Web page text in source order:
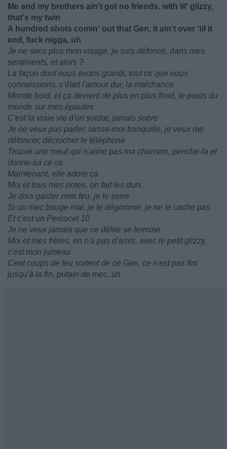
Me and my brothers ain't got no friends, with lil' glizzy,
that's my twin
A hundred shots comin' out that Gen, it ain't over 'til it
end, fuck nigga, uh
Je ne sens plus mon visage, je suis défoncé, dans mes
sentiments, et alors ?
La façon dont nous avons grandi, tout ce que nous
connaissions, c'était l'amour dur, la malchance
Monde froid, et ça devient de plus en plus froid, le poids du
monde sur mes épaules
C'est la vraie vie d'un soldat, jamais sobre
Je ne veux pas parler, laisse-moi tranquille, je veux me
défoncer, décrocher le téléphone
Trouve une meuf qui n'aime pas ma chanson, penche-la et
donne-lui ce os
Maintenant, elle adore ça
Moi et tous mes potes, on fait les durs
Je dois garder mon feu, je le serre
Si un mec bouge mal, je le dégomme, je ne le cache pas
Et c'est un Percocet 10
Je ne veux jamais que ce délire se termine
Moi et mes frères, on n'a pas d'amis, avec le petit glizzy,
c'est mon jumeau
Cent coups de feu sortent de ce Gen, ce n'est pas fini
jusqu'à la fin, putain de mec, uh